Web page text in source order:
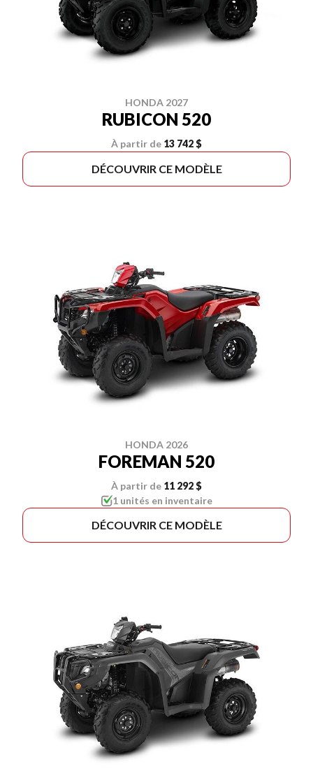
HONDA 2027
RUBICON 520
À partir de 13 742 $
DÉCOUVRIR CE MODÈLE
HONDA 2026
FOREMAN 520
À partir de 11 292 $
1 unités en inventaire
DÉCOUVRIR CE MODÈLE